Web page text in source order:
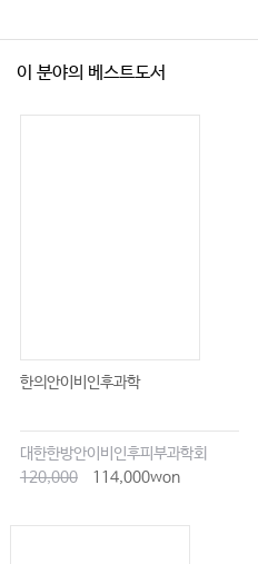
이 분야의 베스트도서
한의안이비인후과학
대한한방안이비인후피부과학회
120,000
114,000won